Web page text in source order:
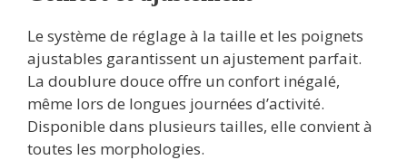
Le système de réglage à la taille et les poignets
ajustables garantissent un ajustement parfait.
La doublure douce offre un confort inégalé,
même lors de longues journées d’activité.
Disponible dans plusieurs tailles, elle convient à
toutes les morphologies.